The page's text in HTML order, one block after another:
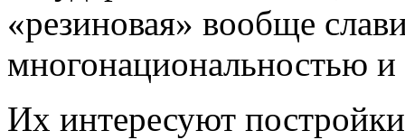
«резиновая» вообще
многонациональностью
Их интересуют